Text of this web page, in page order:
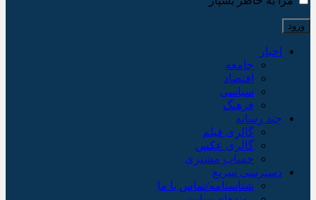
اخبار
جامعه
اقتصاد
سیاسی
فرهنگ
چند رسانه
گالری فیلم
گالری عکس
حساب مشتری
دسترسی سریع
شناسنامه/تماس با ما